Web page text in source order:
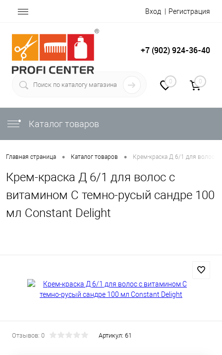
Вход Регистрация
+7 (902) 924-36-40
0 0
Каталог товаров
Главная страница • Каталог товаров • Крем-краска Д 6/1 для волос
Крем-краска Д 6/1 для волос с
витамином С темно-русый сандре 100
мл Constant Delight
Отзывов: 0 Артикул: 61